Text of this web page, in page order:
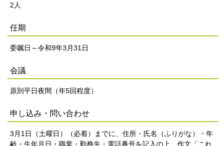
2人
任期
委嘱日～令和9年3月31日
会議
原則平日夜間（年5回程度）
申し込み・問い合わせ
3月1日（土曜日）（必着）までに、住所・氏名（ふりがな）・年
齢・生年月日・職業・勤務先・電話番号を記入の上、作文「これ